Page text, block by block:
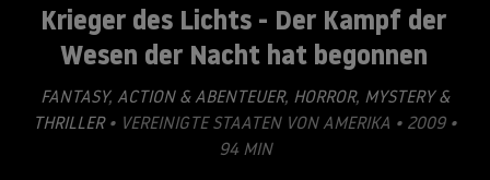
Krieger des Lichts - Der Kampf der
Wesen der Nacht hat begonnen
FANTASY, ACTION & ABENTEUER, HORROR, MYSTERY &
THRILLER• VEREINIGTE STAATEN VON AMERIKA • 2009 •
94 MIN